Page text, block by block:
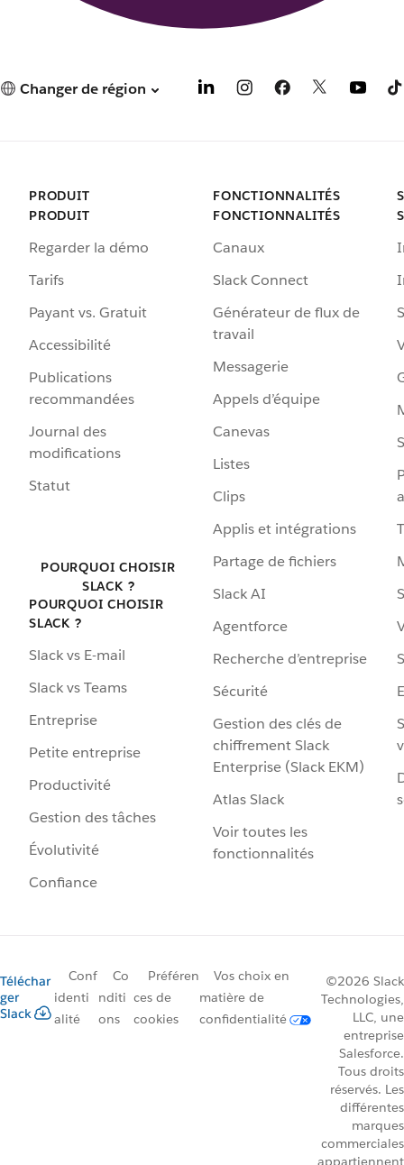
Changer de région
PRODUIT
PRODUIT
Regarder la démo
Tarifs
Payant vs. Gratuit
Accessibilité
Publications
recommandées
Journal des
modifications
Statut
POURQUOI CHOISIR
SLACK ?
POURQUOI CHOISIR
SLACK ?
Slack vs E-mail
Slack vs Teams
Entreprise
Petite entreprise
Productivité
Gestion des tâches
Évolutivité
Confiance
FONCTIONNALITÉS
FONCTIONNALITÉS
Canaux
Slack Connect
Générateur de flux de
travail
Messagerie
Appels d’équipe
Canevas
Listes
Clips
Applis et intégrations
Partage de fichiers
Slack AI
Agentforce
Recherche d’entreprise
Sécurité
Gestion des clés de
chiffrement Slack
Enterprise (Slack EKM)
Atlas Slack
Voir toutes les
fonctionnalités
Téléchar
ger
Slack
Conf
identi
alité
Co
nditi
ons
Préféren
ces de
cookies
Vos choix en
matière de
confidentialité
©2026 Slack
Technologies,
LLC, une
entreprise
Salesforce.
Tous droits
réservés. Les
différentes
marques
commerciales
appartiennent